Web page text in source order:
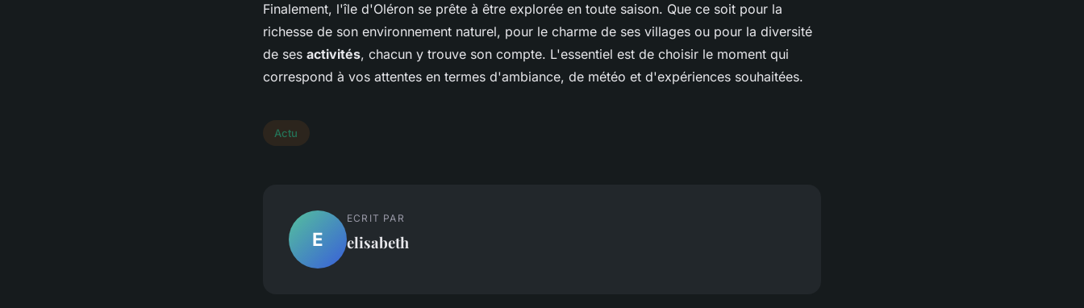
Finalement, l'île d'Oléron se prête à être explorée en toute saison. Que ce soit pour la
richesse de son environnement naturel, pour le charme de ses villages ou pour la diversité
de ses activités, chacun y trouve son compte. L'essentiel est de choisir le moment qui
correspond à vos attentes en termes d'ambiance, de météo et d'expériences souhaitées.
Actu
E
ECRIT PAR
elisabeth